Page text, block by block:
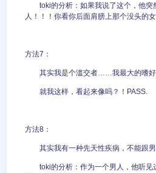
toki的分析：如果我说了这个，他
人！！！你看你后面肩膀上那个没头的
方法7：
其实我是个滥交者……我最大的嗜
就我这样，看起来像吗？！PASS.
方法8：
其实我有一种先天性疾病，不能跟
toki的分析：作为一个男人，他听